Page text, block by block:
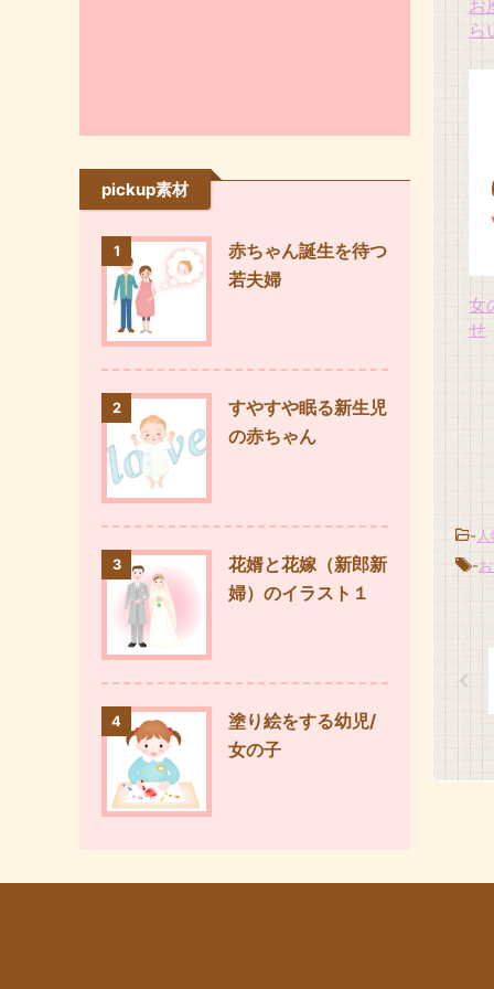
お
ら
女
せ
-
-
pickup素材
1
赤ちゃん誕生を待つ
若夫婦
2
すやすや眠る新生児
の赤ちゃん
3
花婿と花嫁（新郎新
婦）のイラスト１
4
塗り絵をする幼児/
女の子